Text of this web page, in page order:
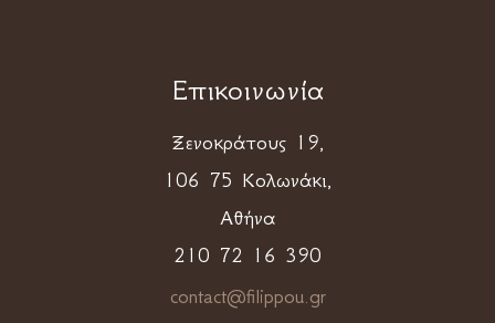
Επικοινωνία
Ξενοκράτους 19,
106 75 Κολωνάκι,
Αθήνα
210 72 16 390
contact@filippou.gr